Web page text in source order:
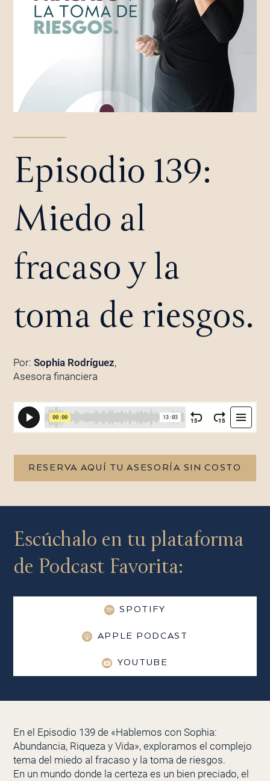
Episodio 139:
Miedo al
fracaso y la
toma de riesgos.
Por: Sophia Rodríguez,
Asesora financiera
RESERVA AQUÍ TU ASESORÍA SIN COSTO
Escúchalo en tu plataforma
de Podcast Favorita:
SPOTIFY
APPLE PODCAST
YOUTUBE
En el Episodio 139 de «Hablemos con Sophia:
Abundancia, Riqueza y Vida», exploramos el complejo
tema del miedo al fracaso y la toma de riesgos.
En un mundo donde la certeza es un bien preciado, el